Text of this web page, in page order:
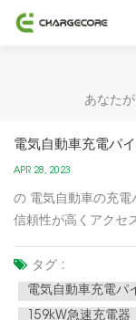
あなた
電気自動車充電パ
APR 28, 2023
の 電気自動車の充電
信頼性が高くアクセ
傾向は次のとおりで
の投資に対する補助
タグ :
電気自動車充電パ
159kW急速充電器